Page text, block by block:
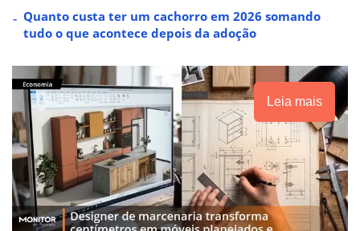
Quanto custa ter um cachorro em 2026 somando
tudo o que acontece depois da adoção
Leia mais